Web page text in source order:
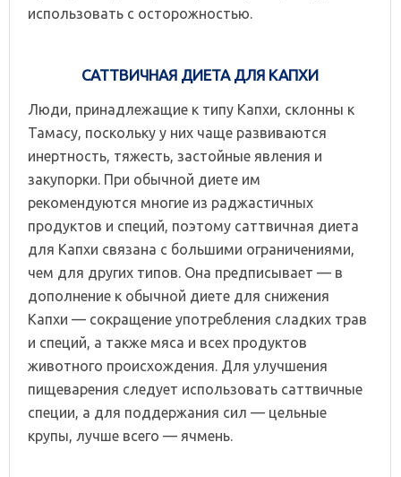
использовать с осторожностью.
САТТВИЧНАЯ ДИЕТА ДЛЯ КАПХИ
Люди, принадлежащие к типу Капхи, склонны к
Тамасу, поскольку у них чаще развиваются
инертность, тяжесть, застойные явления и
закупорки. При обычной диете им
рекомендуются многие из раджастичных
продуктов и специй, поэтому саттвичная диета
для Капхи связана с большими ограничениями,
чем для других типов. Она предписывает — в
дополнение к обычной диете для снижения
Капхи — сокращение употребления сладких трав
и специй, а также мяса и всех продуктов
животного происхождения. Для улучшения
пищеварения следует использовать саттвичные
специи, а для поддержания сил — цельные
крупы, лучше всего — ячмень.